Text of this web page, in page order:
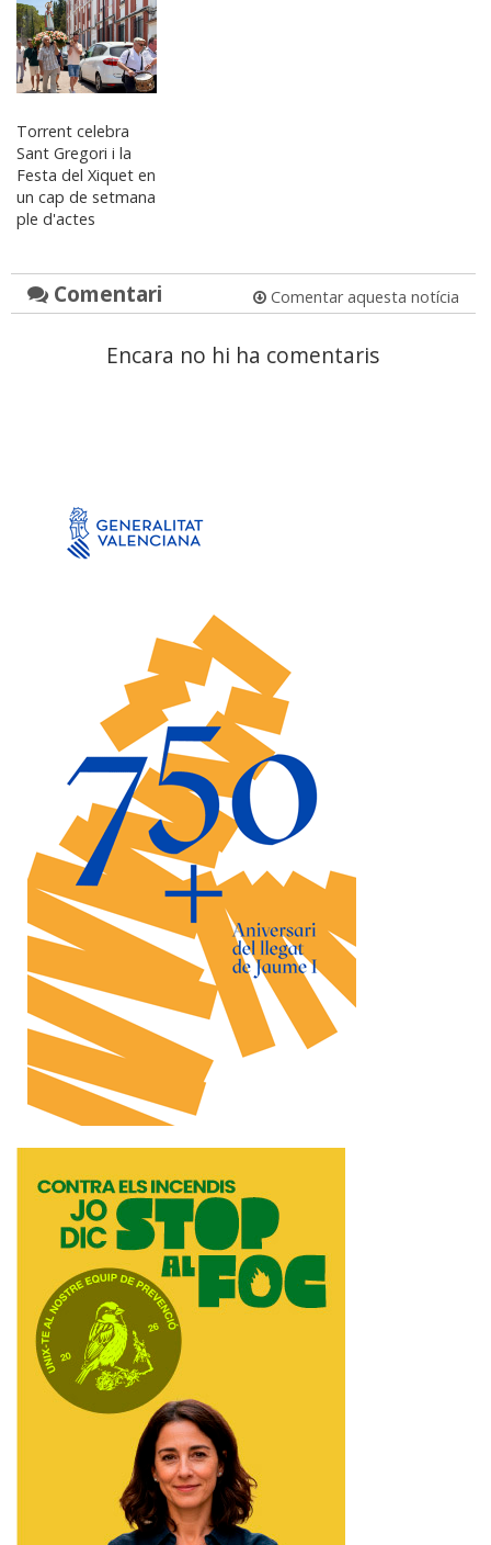
Torrent celebra
Sant Gregori i la
Festa del Xiquet en
un cap de setmana
ple d'actes
Comentari Comentar aquesta notícia
Encara no hi ha comentaris